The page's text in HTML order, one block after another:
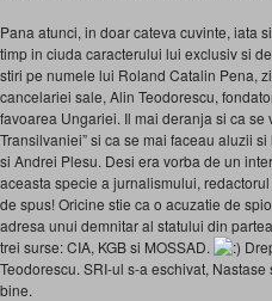
Pana atunci, in doar cateva cuvinte, iata
timp in ciuda caracterului lui exclusiv si
stiri pe numele lui Roland Catalin Pena,
cancelariei sale, Alin Teodorescu,
favoarea Ungariei. Il mai deranja si ca
Transilvaniei” si ca se mai faceau aluzii
si Andrei Plesu. Desi era vorba de un
aceasta specie a jurnalismului,
de spus! Oricine stie ca o acuzatie de
adresa unui demnitar al statului din
trei surse: CIA, KGB si MOSSAD.
Teodorescu. SRI-ul s-a eschivat,
bine.